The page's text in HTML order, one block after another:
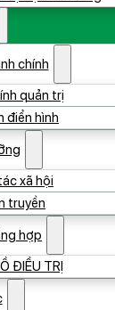
chính
quản trị
điển hình
xã hội
truyền
hợp
ĐIỀU TRỊ